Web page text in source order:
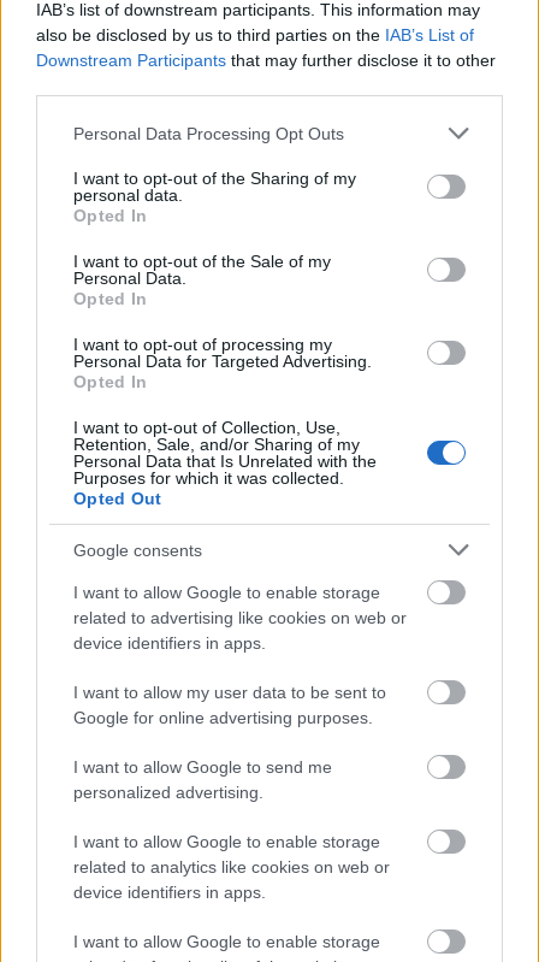
IAB’s list of downstream participants. This information may
also be disclosed by us to third parties on the IAB’s List of
Downstream Participants that may further disclose it to other
Please note that this website/app uses one or more Google
not limited to your visit or usage behaviour. You may click to
grant or deny consent to Google and its third-party tags to
use your data for below specified purposes in below Google
consent section.
Personal Data Processing Opt Outs
I want to opt-out of the Sharing of my
personal data.
Opted In
I want to opt-out of the Sale of my
Personal Data.
Opted In
I want to opt-out of processing my
Personal Data for Targeted Advertising.
Opted In
I want to opt-out of Collection, Use,
Retention, Sale, and/or Sharing of my
Personal Data that Is Unrelated with the
Purposes for which it was collected.
Opted Out
Google consents
I want to allow Google to enable storage
related to advertising like cookies on web or
device identifiers in apps.
I want to allow my user data to be sent to
Google for online advertising purposes.
I want to allow Google to send me
personalized advertising.
I want to allow Google to enable storage
related to analytics like cookies on web or
device identifiers in apps.
I want to allow Google to enable storage
Lélekszerelő, MAGYART•2026. március 25.
Ha a TISZA győz, akkor ez lesz, meg az lesz… Így
csinálunk… úgy teszünk… megváltoztatjuk a
világot… rendszert váltunk… minden jó intézkedést
megtartunk… számon kérünk… bebörtönözzük…
elkobozzuk… leváltjuk… hazahozzuk… megvédjük…
visszaállítjuk… bevezetjük… létrehozzuk… A
világunk végre szabad…
A vélemény, véleménye! - a